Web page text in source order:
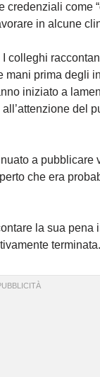
come
in alcune
colleghi
prima degli
iniziato a
del
a pubblicare
che era
la sua pena
terminata.